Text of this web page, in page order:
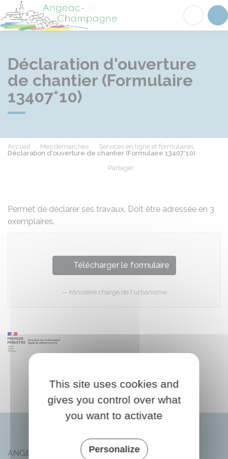
Angeac-Champagne
Déclaration d'ouverture
de chantier (Formulaire
13407*10)
Accueil Mes démarches
Services en ligne et formulaires
Déclaration d'ouverture de chantier (Formulaire 13407*10)
Partager
Permet de déclarer ses travaux. Doit être adressée en 3
exemplaires.
Télécharger le formulaire
Ministère chargé de l'urbanisme
ANGEAC-CHAMPAGNE
This site uses cookies and
gives you control over what
you want to activate
Personalize